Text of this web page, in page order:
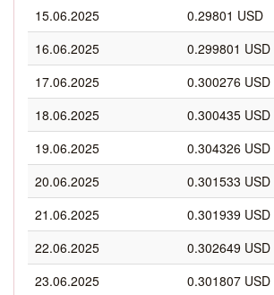
15.06.2025
0.29801 USD
16.06.2025
0.299801 USD
17.06.2025
0.300276 USD
18.06.2025
0.300435 USD
19.06.2025
0.304326 USD
20.06.2025
0.301533 USD
21.06.2025
0.301939 USD
22.06.2025
0.302649 USD
23.06.2025
0.301807 USD